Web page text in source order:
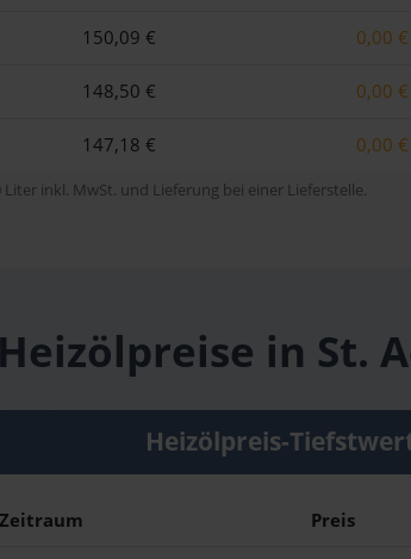
150,09 € 0,00 €
148,50 € 0,00 €
147,18 € 0,00 €
inkl. MwSt. und Lieferung bei einer Lieferstelle.
in St.
Heizölpreis-
Zeitraum Preis